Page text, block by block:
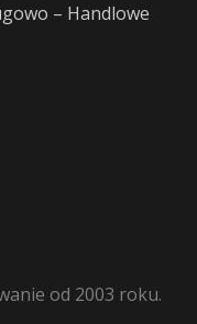
– Handlowe
od 2003 roku.